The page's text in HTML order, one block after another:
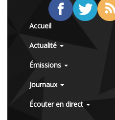
Accueil
Actualité
Émissions
Journaux
Écouter en direct